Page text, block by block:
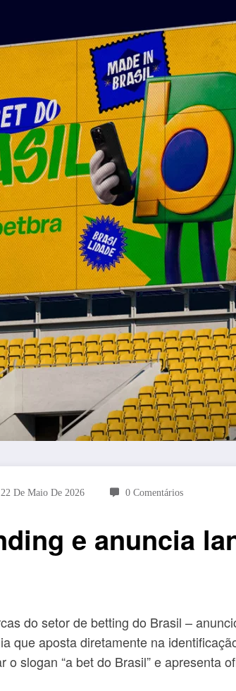
22 De Maio De 2026 0 Comentários
e anuncia
do setor de betting do Brasil –
que aposta diretamente na
slogan “a bet do Brasil” e apresenta